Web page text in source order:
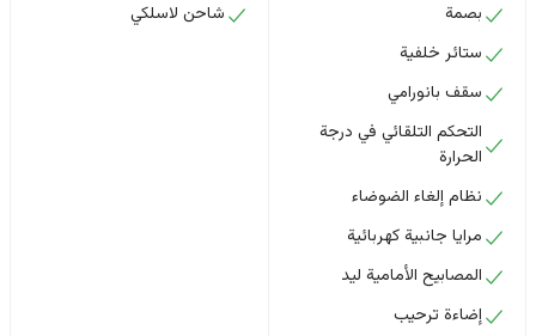
بصمة
ستائر خلفية
سقف بانورامي
التحكم التلقائي في درجة
الحرارة
نظام إلغاء الضوضاء
مرايا جانبية كهربائية
المصابيح الأمامية ليد
إضاءة ترحيب
شاحن لاسلكي